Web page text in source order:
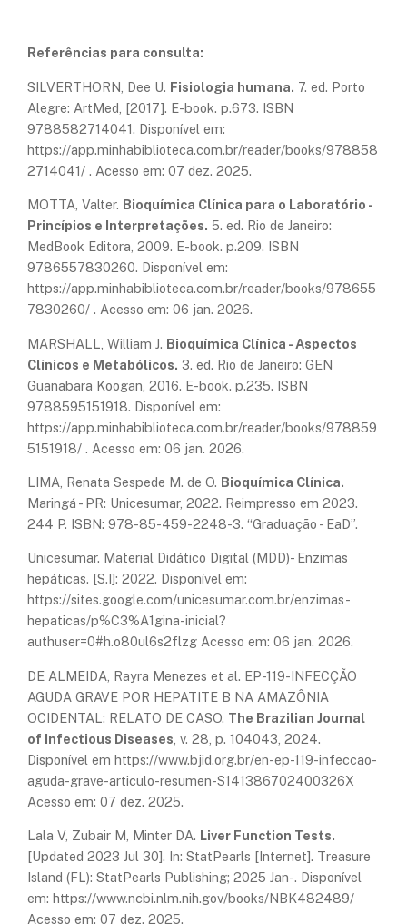
Referências para consulta:
SILVERTHORN, Dee U. Fisiologia humana. 7. ed. Porto
Alegre: ArtMed, [2017]. E-book. p.673. ISBN
9788582714041. Disponível em:
https://app.minhabiblioteca.com.br/reader/books/978858
2714041/ . Acesso em: 07 dez. 2025.
MOTTA, Valter. Bioquímica Clínica para o Laboratório -
Princípios e Interpretações. 5. ed. Rio de Janeiro:
MedBook Editora, 2009. E-book. p.209. ISBN
9786557830260. Disponível em:
https://app.minhabiblioteca.com.br/reader/books/978655
7830260/ . Acesso em: 06 jan. 2026.
MARSHALL, William J. Bioquímica Clínica - Aspectos
Clínicos e Metabólicos. 3. ed. Rio de Janeiro: GEN
Guanabara Koogan, 2016. E-book. p.235. ISBN
9788595151918. Disponível em:
https://app.minhabiblioteca.com.br/reader/books/978859
5151918/ . Acesso em: 06 jan. 2026.
LIMA, Renata Sespede M. de O. Bioquímica Clínica.
Maringá - PR: Unicesumar, 2022. Reimpresso em 2023.
244 P. ISBN: 978-85-459-2248-3. “Graduação - EaD”.
Unicesumar. Material Didático Digital (MDD)- Enzimas
hepáticas. [S.I]: 2022. Disponível em:
https://sites.google.com/unicesumar.com.br/enzimas-
hepaticas/p%C3%A1gina-inicial?
authuser=0#h.o80ul6s2flzg Acesso em: 06 jan. 2026.
DE ALMEIDA, Rayra Menezes et al. EP-119-INFECÇÃO
AGUDA GRAVE POR HEPATITE B NA AMAZÔNIA
OCIDENTAL: RELATO DE CASO. The Brazilian Journal
of Infectious Diseases , v. 28, p. 104043, 2024.
Disponível em https://www.bjid.org.br/en-ep-119-infeccao-
aguda-grave-articulo-resumen-S141386702400326X
Acesso em: 07 dez. 2025.
Lala V, Zubair M, Minter DA. Liver Function Tests.
[Updated 2023 Jul 30]. In: StatPearls [Internet]. Treasure
Island (FL): StatPearls Publishing; 2025 Jan-. Disponível
em: https://www.ncbi.nlm.nih.gov/books/NBK482489/
Acesso em: 07 dez. 2025.